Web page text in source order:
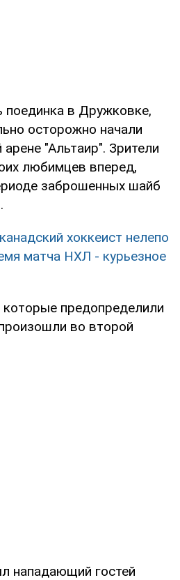
в Дружковке,
осторожно начали
"Альтаир". Зрители
любимцев вперед,
заброшенных шайб
хоккеист нелепо
матча НХЛ - курьезное
предопределили
во второй
нападающий гостей